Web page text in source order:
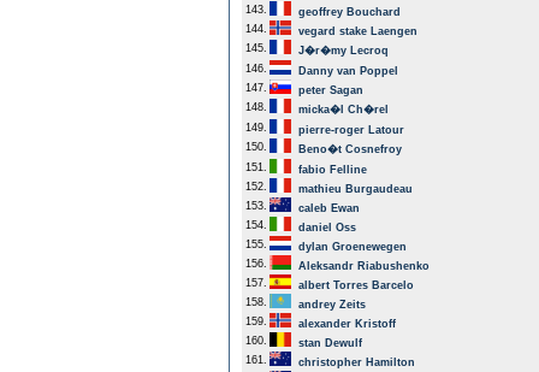
143.
geoffrey Bouchard
144.
vegard stake Laengen
145.
J�r�my Lecroq
146.
Danny van Poppel
147.
peter Sagan
148.
micka�l Ch�rel
149.
pierre-roger Latour
150.
Beno�t Cosnefroy
151.
fabio Felline
152.
mathieu Burgaudeau
153.
caleb Ewan
154.
daniel Oss
155.
dylan Groenewegen
156.
Aleksandr Riabushenko
157.
albert Torres Barcelo
158.
andrey Zeits
159.
alexander Kristoff
160.
stan Dewulf
161.
christopher Hamilton